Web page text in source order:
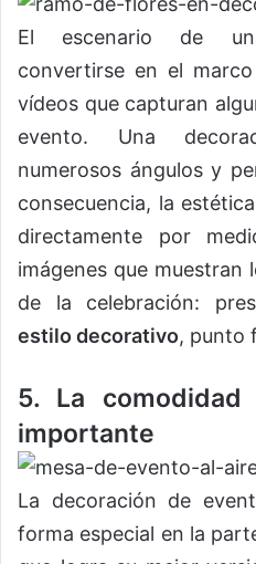
El escenario de
convertirse en el
vídeos que capturan
evento. Una
numerosos ángulos y
consecuencia, la
directamente por
imágenes que muestran
de la celebración:
estilo decorativo, punto
5. La
importante
La decoración de
forma especial en la